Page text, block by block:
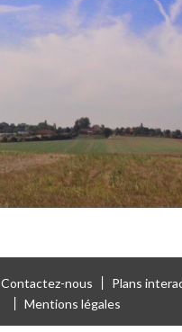
Contactez-nous
Plans
Mentions légales